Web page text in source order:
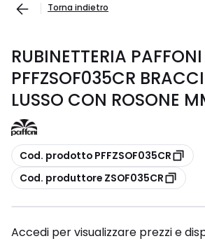
Torna indietro
RUBINETTERIA
PFFZSOF035CR
LUSSO CON ROSONE
copia
Cod. prodotto PFFZSOF035CR
copia
Cod. produttore ZSOF035CR
Accedi per visualizzare prezzi e